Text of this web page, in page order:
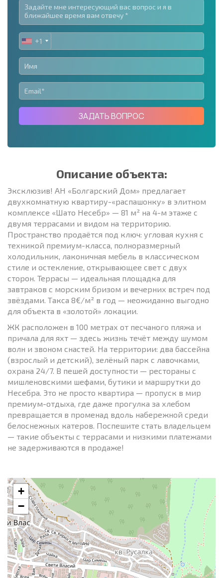
UNITED
STATES
+1
+1
ЗАДАТЬ ВОПРОС
Описание объекта:
Эксклюзив! АН «Болгарский Дом» предлагает
двухкомнатную квартиру-«распашонку» в элитном
комплексе «Шато Несебр» — 81 м² на 4-м этаже с
двумя террасами и видом на территорию.
Пространство продаётся под ключ: угловая кухня с
техникой премиум-класса, полноразмерный
холодильник, лаконичная мебель в классическом
стиле и остекление, открывающее свет с двух
сторон. Террасы — идеальная площадка для
завтраков с морским бризом и вечерних встреч под
звёздами. Такса 8€/м² в год — неожиданно выгодно
для объекта в «золотой» локации.
ЖК расположен в 100 метрах от песчаного пляжа и
причала для яхт — здесь жизнь течёт между шумом
волн и звоном снастей. На территории: два бассейна
(взрослый и детский), зелёный парк с лавочками,
охрана 24/7. В пешей доступности — рестораны с
мишленовскими шефами, бутики и маршрутки до
Несебра. Это не просто квартира — пропуск в мир
премиум-отдыха, где даже прогулка за хлебом
превращается в променад вдоль набережной среди
белоснежных катеров. Поспешите стать владельцем
— такие объекты с террасами и низкими платежами
не задерживаются в продаже!
+
−